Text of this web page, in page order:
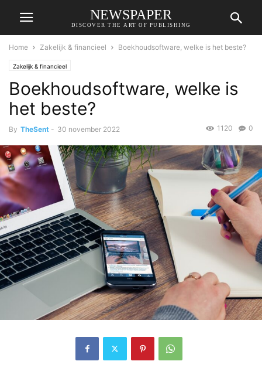
NEWSPAPER
DISCOVER THE ART OF PUBLISHING
Home Zakelijk & financieel Boekhoudsoftware, welke is het beste?
Zakelijk & financieel
Boekhoudsoftware, welke is
het beste?
By TheSent - 30 november 2022 0
1120